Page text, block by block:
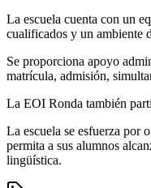
La escuela cuenta con un
cualificados y un ambiente
Se proporciona apoyo
matrícula, admisión,
La EOI Ronda también
La escuela se esfuerza por
permita a sus alumnos
lingüística.